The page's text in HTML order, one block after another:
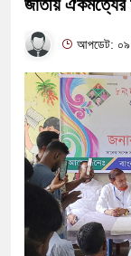
জাতীয় ঐকমত্যের
আপডেট: